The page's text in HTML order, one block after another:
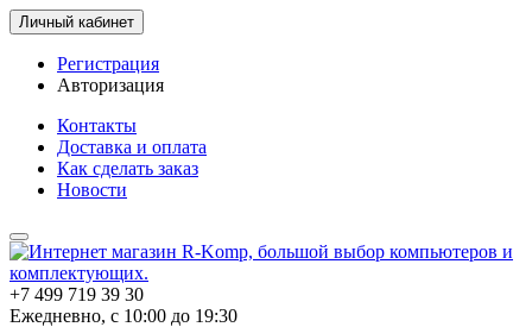
Личный кабинет
Регистрация
Авторизация
Контакты
Доставка и оплата
Как сделать заказ
Новости
+7 499 719 39 30
Ежедневно, с 10:00 до 19:30